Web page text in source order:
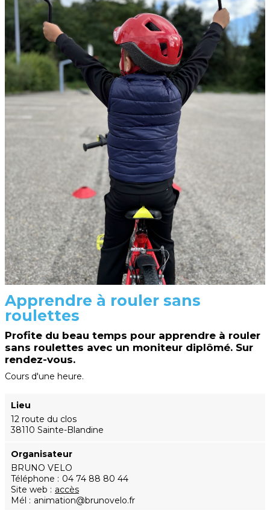
Apprendre à rouler sans
roulettes
Profite du beau temps pour apprendre à rouler
sans roulettes avec un moniteur diplômé. Sur
rendez-vous.
Cours d'une heure.
Lieu
12 route du clos
38110 Sainte-Blandine
Organisateur
BRUNO VELO
Téléphone
04 74 88 80 44
Site web
accès
Mél
animation@brunovelo.fr